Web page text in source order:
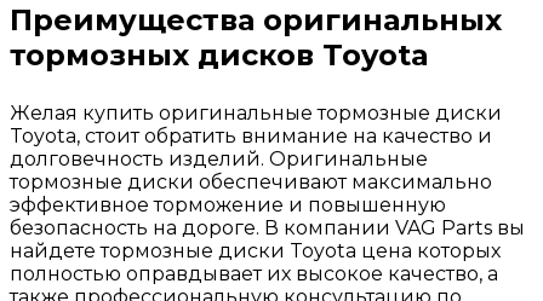
Преимущества оригинальных
тормозных дисков Toyota
Желая купить оригинальные тормозные диски
Toyota, стоит обратить внимание на качество и
долговечность изделий. Оригинальные
тормозные диски обеспечивают максимально
эффективное торможение и повышенную
безопасность на дороге. В компании VAG Parts вы
найдете тормозные диски Toyota цена которых
полностью оправдывает их высокое качество, а